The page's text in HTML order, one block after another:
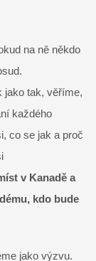
na ně někdo
jako tak, věříme,
každého
co se jak a proč
v Kanadě a
kdo bude
jako výzvu.